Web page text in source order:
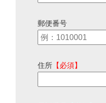
郵便番号
住所 【必須】